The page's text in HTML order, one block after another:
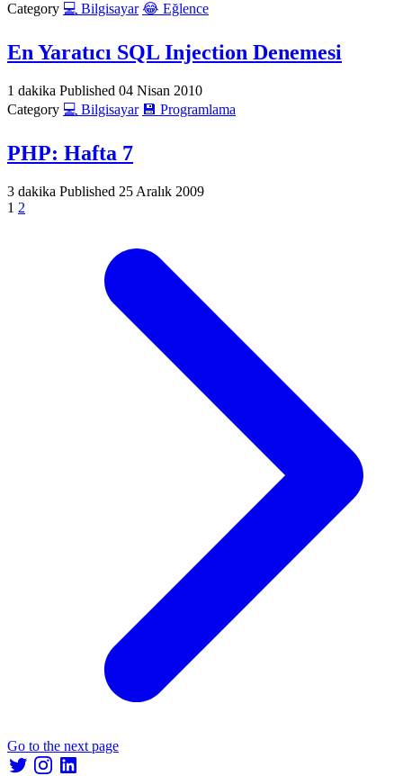
Category 💻 Bilgisayar 😂 Eğlence
En Yaratıcı SQL Injection Denemesi
1 dakika Published 04 Nisan 2010
Category 💻 Bilgisayar 💾 Programlama
PHP: Hafta 7
3 dakika Published 25 Aralık 2009
1 2
Go to the next page